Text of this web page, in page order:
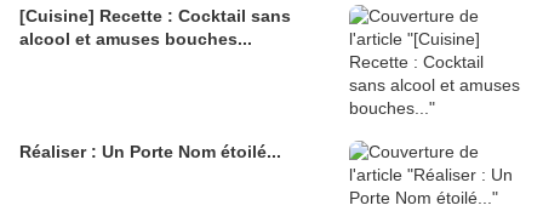
[Cuisine] Recette : Cocktail sans
alcool et amuses bouches...
Réaliser : Un Porte Nom étoilé...